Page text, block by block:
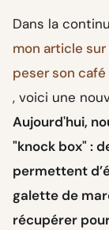
Dans la
mon article
peser son café
, voici une
Aujourd'hui,
"knock box" :
permettent
galette de
récupérer